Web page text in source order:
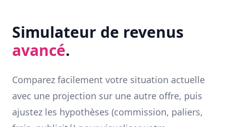
Simulateur de revenus
avancé.
Comparez facilement votre situation actuelle
avec une projection sur une autre offre, puis
ajustez les hypothèses (commission, paliers,